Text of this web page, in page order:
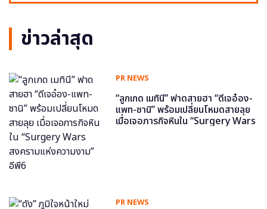
ข่าวล่าสุด
PR NEWS
“ลูกเกด เมทินี” ฟาดสายฮา “ดีเจอ๋อง-
แพท-ซานิ” พร้อมเปลี่ยนโหมดสายลุย
เมื่อเจอภารกิจหินใน “Surgery Wars
PR NEWS